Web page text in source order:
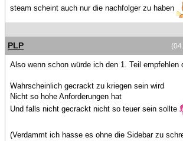
steam scheint auch nur die nachfolger zu haben
PLP
Also wenn schon würde ich den 1. Teil empfehlen
Wahrscheinlich gecrackt zu kriegen sein wird
Nicht so hohe Anforderungen hat
Und falls nicht gecrackt nicht so teuer sein sollte
(Verdammt ich hasse es ohne die Sidebar zu